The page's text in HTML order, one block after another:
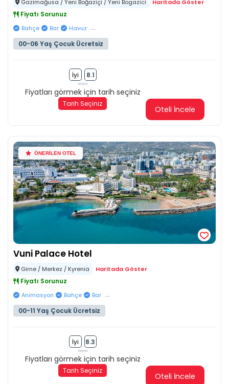
Gazimağusa / Yeni Boğaziçi / Yeni Bogazici Haritada Göster
Fiyatı Sorunuz
Bahçe Bar Havuz ...
00-06 Yaş Çocuk Ücretsiz
İyi 8.1
Fiyatları görmek için tarih seçiniz
Tarih Seçiniz
Oteli İncele
ÖNERİLEN OTEL
Vuni Palace Hotel
Girne / Merkez / Kyrenia Haritada Göster
Fiyatı Sorunuz
Animasyon Bahçe Bar ...
00-11 Yaş Çocuk Ücretsiz
İyi 8.3
Fiyatları görmek için tarih seçiniz
Tarih Seçiniz
Oteli İncele